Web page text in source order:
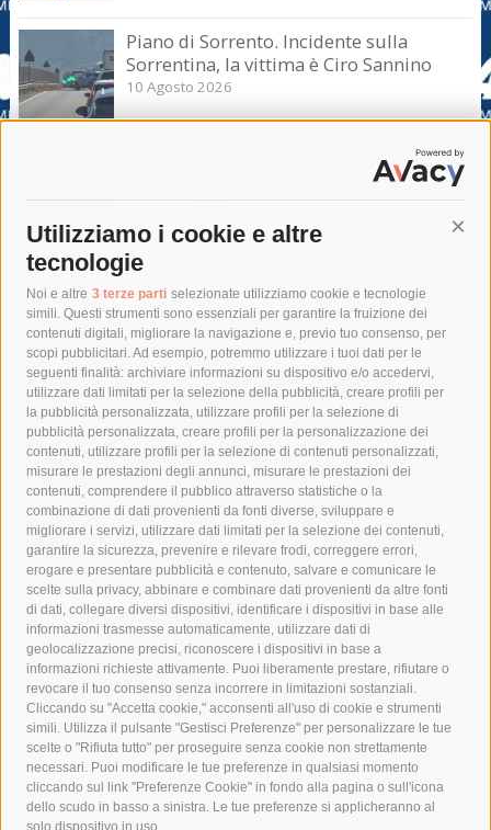
Utilizziamo i cookie e altre
tecnologie
Noi e altre 3 terze parti selezionate utilizziamo cookie e tecnologie
simili. Questi strumenti sono essenziali per garantire la fruizione dei
contenuti digitali, migliorare la navigazione e, previo tuo consenso, per
scopi pubblicitari. Ad esempio, potremmo utilizzare i tuoi dati per le
seguenti finalità: archiviare informazioni su dispositivo e/o accedervi,
utilizzare dati limitati per la selezione della pubblicità, creare profili per
la pubblicità personalizzata, utilizzare profili per la selezione di
pubblicità personalizzata, creare profili per la personalizzazione dei
contenuti, utilizzare profili per la selezione di contenuti personalizzati,
misurare le prestazioni degli annunci, misurare le prestazioni dei
contenuti, comprendere il pubblico attraverso statistiche o la
combinazione di dati provenienti da fonti diverse, sviluppare e
migliorare i servizi, utilizzare dati limitati per la selezione dei contenuti,
garantire la sicurezza, prevenire e rilevare frodi, correggere errori,
erogare e presentare pubblicità e contenuto, salvare e comunicare le
scelte sulla privacy, abbinare e combinare dati provenienti da altre fonti
di dati, collegare diversi dispositivi, identificare i dispositivi in base alle
informazioni trasmesse automaticamente, utilizzare dati di
geolocalizzazione precisi, riconoscere i dispositivi in base a
informazioni richieste attivamente. Puoi liberamente prestare, rifiutare o
revocare il tuo consenso senza incorrere in limitazioni sostanziali.
Cliccando su "Accetta cookie," acconsenti all'uso di cookie e strumenti
simili. Utilizza il pulsante "Gestisci Preferenze" per personalizzare le tue
scelte o "Rifiuta tutto" per proseguire senza cookie non strettamente
necessari. Puoi modificare le tue preferenze in qualsiasi momento
cliccando sul link "Preferenze Cookie" in fondo alla pagina o sull'icona
dello scudo in basso a sinistra. Le tue preferenze si applicheranno al
solo dispositivo in uso.
Piano di Sorrento. Incidente sulla
Sorrentina, la vittima è Ciro Sannino
10 Agosto 2026
Vico Equense. Trenta anni senza Angela
Celentano. La famiglia: Ti aspettiamo
Tag
acqua allerta meteo
anas
area marina protetta di punta campanella
arresto
Asl Napoli 3 sud
capitaneria di porto capri
carabinieri
castellammare di stabia
circumvesuviana
comune di sorrento
concerto
contagi
costiera amalfitana
covid-19 eav
elezioni
fondazione sorrento
gori guardia costiera
incidente
lavori
lorenzo balducelli mare
massa lubrense
massimo coppola
Meta napoli
ordinanza
penisola sorrentina
piano di sorrento
polizia municipale
protezione civile
Regione Campania
sant'agnello
sindaco cuomo
sorrento studenti temporali
treni
turismo
Vico Equense villa fiorentino vincenzo de luca